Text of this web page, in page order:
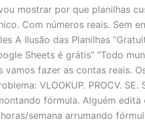
mostrar por que planilhas
Com números reais. Sem
A Ilusão das Planilhas
Sheets é grátis” “Todo
vamos fazer as contas reais.
VLOOKUP. PROCV.
fórmula. Alguém
semana arrumando